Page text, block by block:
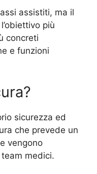
assistiti, ma il
più
concreti
e funzioni
sicurezza ed
che prevede un
vengono
medici.